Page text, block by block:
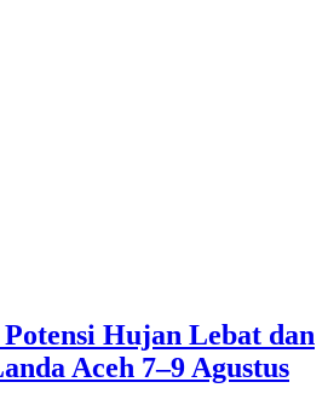
Hujan Lebat dan
Aceh 7–9 Agustus